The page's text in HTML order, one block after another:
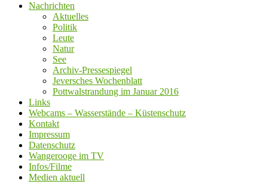
Nachrichten
Aktuelles
Politik
Leute
Natur
See
Archiv-Pressespiegel
Jeversches Wochenblatt
Pottwalstrandung im Januar 2016
Links
Webcams – Wasserstände – Küstenschutz
Kontakt
Impressum
Datenschutz
Wangerooge im TV
Infos/Filme
Medien aktuell